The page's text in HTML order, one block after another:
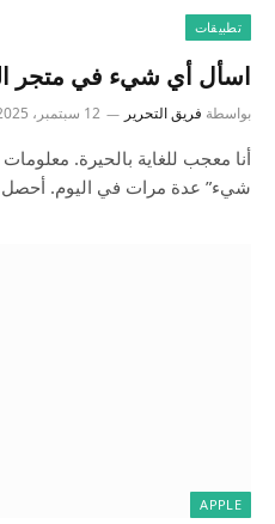
تطبيقات
اسأل أي شيء في متجر
بواسطة فريق التحرير 12 سبتمبر، 2025
أنا معجب للغاية بالحيرة.
شيء” عدة مرات في اليوم. أحصل
APPLE